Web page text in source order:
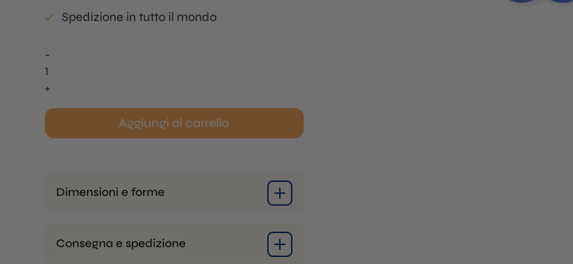
Spedizione in tutto il mondo
-
Sfera
Mold
+
Aggiungi al carrello
Dimensioni e forme
Consegna e spedizione